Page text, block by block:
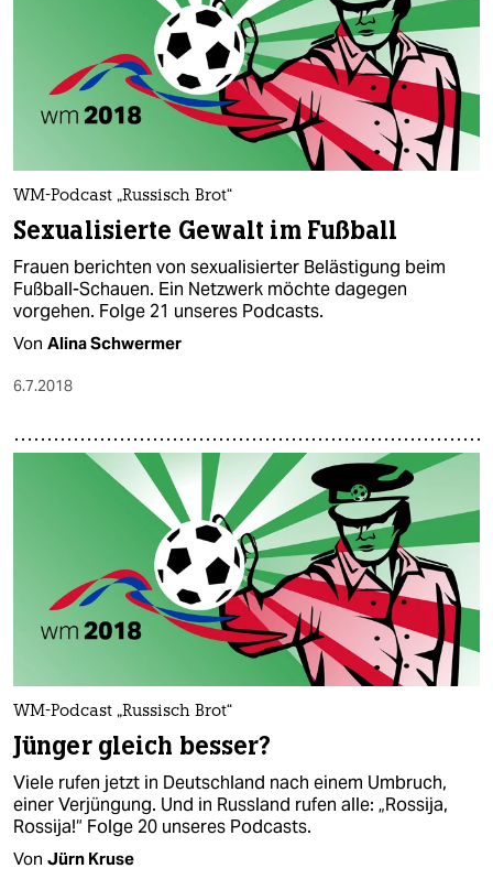
WM-Podcast „Russisch Brot“
Sexualisierte Gewalt im Fußball
Frauen berichten von sexualisierter Belästigung beim
Fußball-Schauen. Ein Netzwerk möchte dagegen
vorgehen. Folge 21 unseres Podcasts.
Von Alina Schwermer
6.7.2018
WM-Podcast „Russisch Brot“
Jünger gleich besser?
Viele rufen jetzt in Deutschland nach einem Umbruch,
einer Verjüngung. Und in Russland rufen alle: „Rossija,
Rossija!“ Folge 20 unseres Podcasts.
Von Jürn Kruse